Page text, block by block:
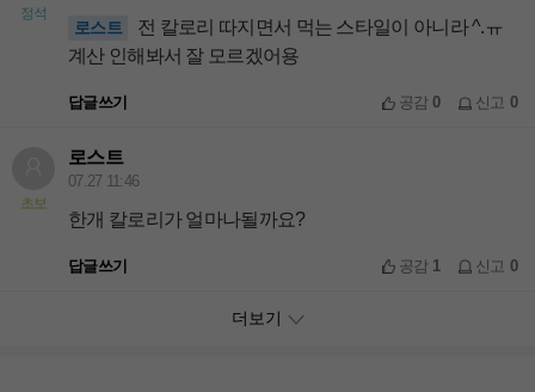
정석
로스트
전 칼로리 따지면서 먹는 스타일이 아니라 ^.ㅠ
계산 인해봐서 잘 모르겠어용
답글쓰기 공감0 신고 0
초보
로스트
07.27 11:46
한개 칼로리가 얼마나될까요?
답글쓰기 공감 1 신고 0
더보기